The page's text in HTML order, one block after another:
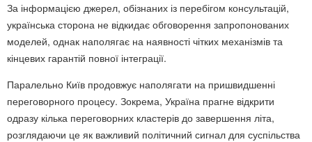
За інформацією джерел, обізнаних із перебігом консультацій,
українська сторона не відкидає обговорення запропонованих
моделей, однак наполягає на наявності чітких механізмів та
кінцевих гарантій повної інтеграції.
Паралельно Київ продовжує наполягати на пришвидшенні
переговорного процесу. Зокрема, Україна прагне відкрити
одразу кілька переговорних кластерів до завершення літа,
розглядаючи це як важливий політичний сигнал для суспільства